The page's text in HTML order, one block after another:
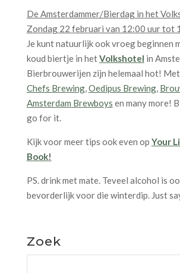
De Amsterdammer/Bierdag in het
Zondag 22 februari van 12:00 uur tot
Je kunt natuurlijk ook vroeg beginnen
koud biertje in hetVolkshotel in
Bierbrouwerijen zijn helemaal hot!
Chefs Brewing,Oedipus Brewing,
Amsterdam Brewboys en many more!
go for it.
Kijk voor meer tips ook even op Your
Book!
PS. drink met mate. Teveel alcohol is
bevorderlijk voor die winterdip. Just
Zoek